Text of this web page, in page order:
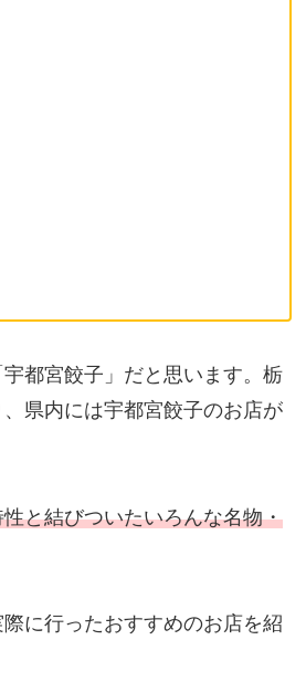
都宮餃子」だと思います。栃
県内には宇都宮餃子のお店が
と結びついたいろんな名物・
際に行ったおすすめのお店を紹